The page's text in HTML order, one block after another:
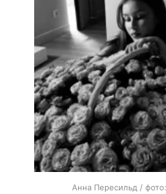
Анна Пересильд /